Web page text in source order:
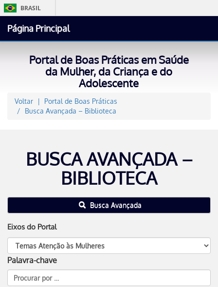
BRASIL
Acesso à
Página Principal
Portal de Boas Práticas em Saúde
da Mulher, da Criança e do
Adolescente
Voltar
Portal de Boas Práticas
Busca Avançada – Biblioteca
BUSCA AVANÇADA –
BIBLIOTECA
Busca Avançada
Eixos do Portal
Palavra-chave